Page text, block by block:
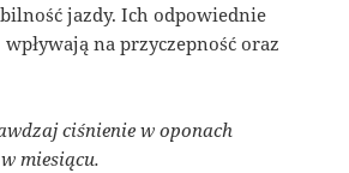
jazdy. Ich odpowiednie
na przyczepność oraz
ciśnienie w oponach
miesiącu.